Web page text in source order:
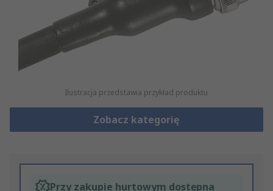
Ilustracja przedstawia przykład produktu
Zobacz kategorię
Przy zakupie hurtowym dostępna